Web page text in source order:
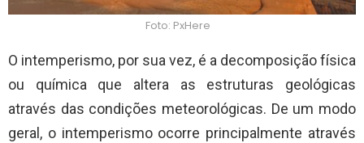
Foto: PxHere
O intemperismo, por sua vez, é a decomposição física
ou química que altera as estruturas geológicas
através das condições meteorológicas. De um modo
geral, o intemperismo ocorre principalmente através